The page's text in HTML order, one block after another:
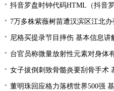
抖音罗盘时钟代码HTML（抖音罗
7万多株紫薇树苗遭汉滨区江北
尼格买提录节目摔伤 基本信息讲
台官员称微量放射性元素对身体
女子拔倒刺致骨髓炎要刮骨手术
董明珠回应格力落榜世界500强